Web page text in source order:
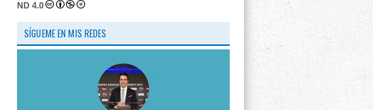
ND 4.0
SÍGUEME EN MIS REDES